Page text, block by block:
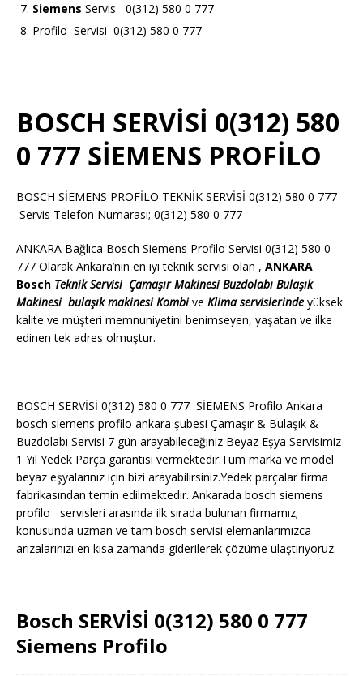
Siemens Servis 0(312) 580 0 777
Profilo Servisi 0(312) 580 0 777
BOSCH SERVİSİ 0(312) 580
0 777 SİEMENS PROFİLO
BOSCH SİEMENS PROFİLO TEKNİK SERVİSİ 0(312) 580 0 777
Servis Telefon Numarası; 0(312) 580 0 777
ANKARA Bağlıca Bosch Siemens Profilo Servisi 0(312) 580 0
777 Olarak Ankara’nın en iyi teknik servisi olan , ANKARA
Bosch Teknik Servisi Çamaşır MakinesiBuzdolabı Bulaşık
Makinesi bulaşık makinesiKombive Klima servislerinde yüksek
kalite ve müşteri memnuniyetini benimseyen, yaşatan ve ilke
edinen tek adres olmuştur.
BOSCH SERVİSİ 0(312) 580 0 777 SİEMENS Profilo Ankara
bosch siemens profilo ankara şubesi Çamaşır & Bulaşık &
Buzdolabı Servisi 7 gün arayabileceğiniz Beyaz Eşya Servisimiz
1 Yıl Yedek Parça garantisi vermektedir.Tüm marka ve model
beyaz eşyalarınız için bizi arayabilirsiniz.Yedek parçalar firma
fabrikasından temin edilmektedir. Ankarada bosch siemens
profilo servisleri arasında ilk sırada bulunan firmamız;
konusunda uzman ve tam bosch servisi elemanlarımızca
arızalarınızı en kısa zamanda giderilerek çözüme ulaştırıyoruz.
Bosch SERVİSİ 0(312) 580 0 777
Siemens Profilo